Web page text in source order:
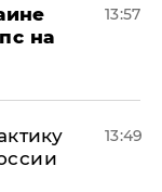
на
13:57
13:49